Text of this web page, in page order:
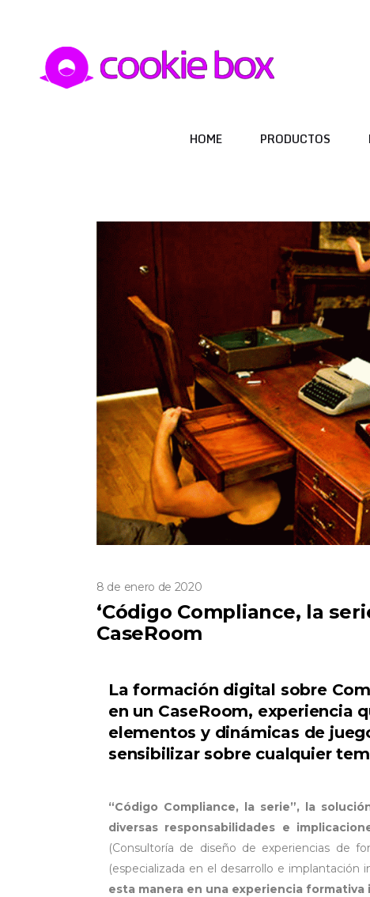
HOME PRODUCTOS
HOME PRODUCTOS
8 de enero de 2020
‘Código Compliance, la
CaseRoom
La formación digital sobre
en un CaseRoom, experiencia
elementos y dinámicas de
sensibilizar sobre cualquier
“Código Compliance, la serie”, la
diversas responsabilidades e
(Consultoría de diseño de experiencias de
(especializada en el desarrollo e
esta manera en una experiencia formativa